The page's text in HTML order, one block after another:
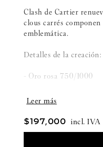
Clash de Cartier
clous carrés
emblemática.
Detalles de la creación:
- Oro rosa 750/1000
- Ágata teñida de rojo
- Ancho: 7,9 mm
$197,000